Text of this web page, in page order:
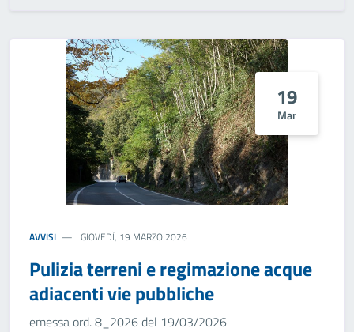
19
Mar
AVVISI GIOVEDÌ, 19 MARZO 2026
Pulizia terreni e regimazione acque
adiacenti vie pubbliche
emessa ord. 8_2026 del 19/03/2026